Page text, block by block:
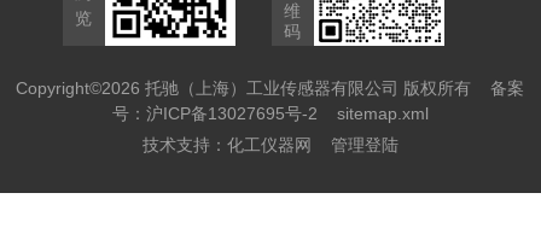
览
维
码
Copyright©2026 托驰（上海）工业传感器有限公司 版权所有备案
号：沪ICP备13027695号-2
sitemap.xml
技术支持： 化工仪器网 管理登陆